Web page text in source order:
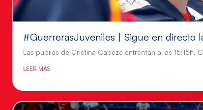
#GuerrerasJuveniles | Sigue en directo
Las pupilas de Cristina Cabeza enfrentan a las 15:15h.
LEER MÁS